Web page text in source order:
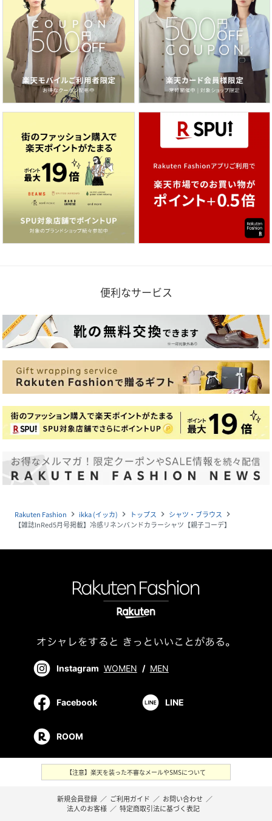
便利なサービス
Rakuten Fashion navigate_next ikka (イッカ) navigate_next トップス navigate_next シャツ・ブラウス navigate_next
【雑誌InRed5月号掲載】冷感リネンバンドカラーシャツ【親子コーデ】
Instagram WOMEN / MEN
Facebook LINE
ROOM
【注意】楽天を装った不審なメールやSMSについて
新規会員登録 ／ ご利用ガイド ／ お問い合わせ ／
法人のお客様 ／ 特定商取引法に基づく表記